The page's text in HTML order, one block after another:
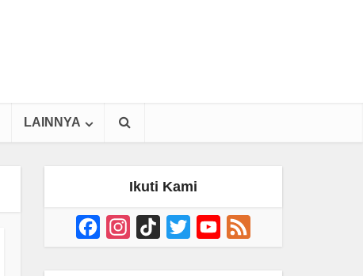
LAINNYA
Ikuti Kami
FacebookInstagram
TikTok Twitter YouTube
Channel